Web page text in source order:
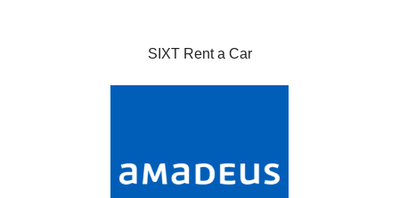
SIXT Rent a Car